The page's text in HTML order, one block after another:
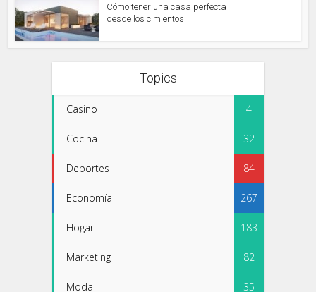
Cómo tener una casa perfecta
desde los cimientos
Topics
Casino 4
Cocina 32
Deportes 84
Economía 267
Hogar 183
Marketing 82
Moda 35